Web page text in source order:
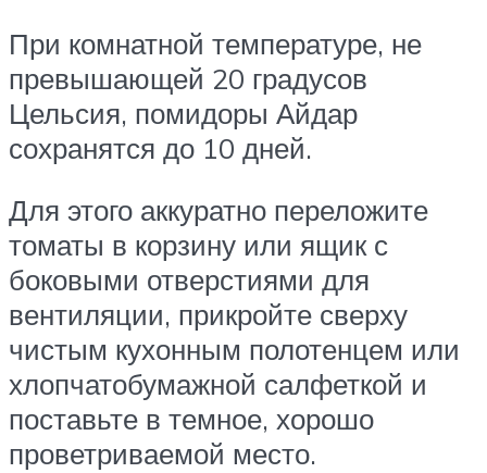
При комнатной температуре, не
превышающей 20 градусов
Цельсия, помидоры Айдар
сохранятся до 10 дней.
Для этого аккуратно переложите
томаты в корзину или ящик с
боковыми отверстиями для
вентиляции, прикройте сверху
чистым кухонным полотенцем или
хлопчатобумажной салфеткой и
поставьте в темное, хорошо
проветриваемой место.